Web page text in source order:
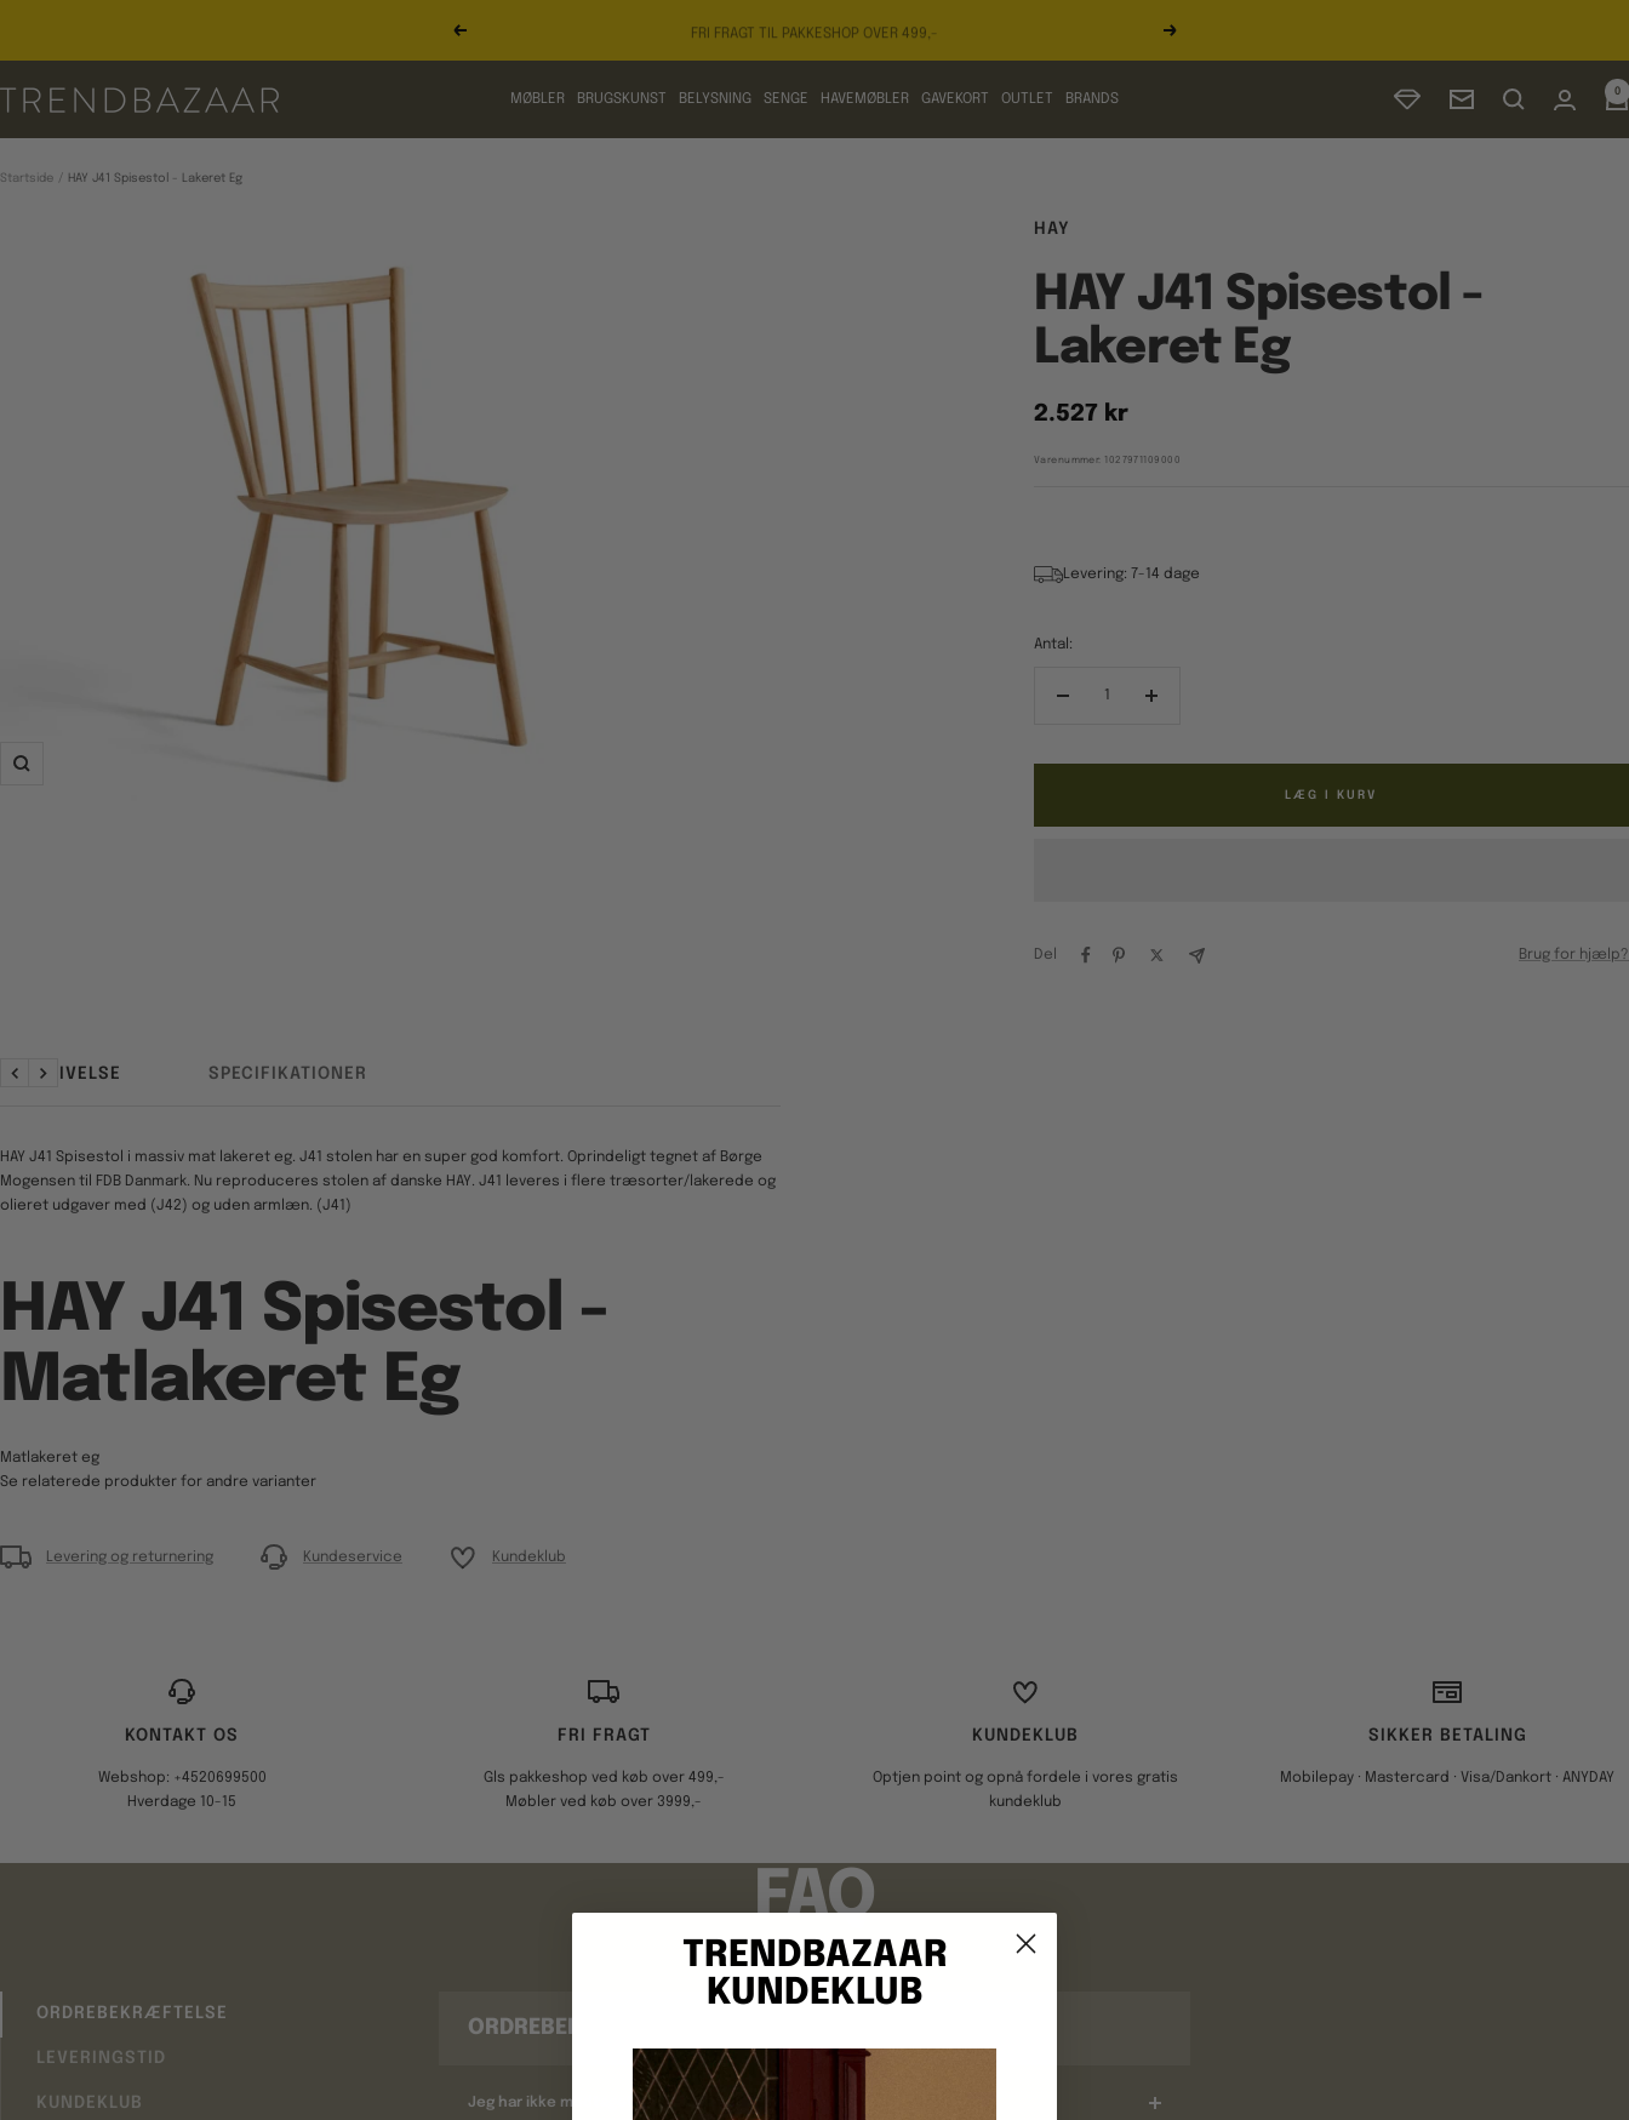
indhold
Forrige FRI FRAGT TIL PAKKESHOP OVER 499,- Næste
MØBLER BRUGSKUNST BELYSNING SENGE HAVEMØBLER GAVEKORT OUTLET BRANDS
TRENDBAZAAR Nyhedsbrev
0
Startside HAY J41 Spisestol - Lakeret Eg
Zoom
HAY
HAY J41 Spisestol -
Lakeret Eg
Tilbudspris
2.527 kr
Varenummer: 1027971109000
Levering: 7-14 dage
Antal:
Forøg
LÆG I KURV
Del Brug for hjælp?
BESKRIVELSE SPECIFIKATIONER
ForrigeNæste
HAY J41 Spisestol i massiv mat lakeret eg. J41 stolen har en super god komfort. Oprindeligt tegnet af Børge
Mogensen til FDB Danmark. Nu reproduceres stolen af danske HAY. J41 leveres i flere træsorter/lakerede og
olieret udgaver med (J42) og uden armlæn. (J41)
HAY J41 Spisestol -
Matlakeret Eg
Matlakeret eg
Se relaterede produkter for andre varianter
Levering og returnering Kundeservice Kundeklub
KONTAKT OS
Webshop: +4520699500
Hverdage 10-15
FRI FRAGT
Gls pakkeshop ved køb over 499,-
Møbler ved køb over 3999,-
KUNDEKLUB
Optjen point og opnå fordele i vores gratis
kundeklub
SIKKER BETALING
Mobilepay · Mastercard · Visa/Dankort · ANYDAY
FAQ
ORDREBEKRÆFTELSE
LEVERINGSTID
KUNDEKLUB
ORDREBEKRÆFTELSE
Jeg har ikke modtaget en ordrebekræftelse ?
TRENDBAZAAR
KUNDEKLUB